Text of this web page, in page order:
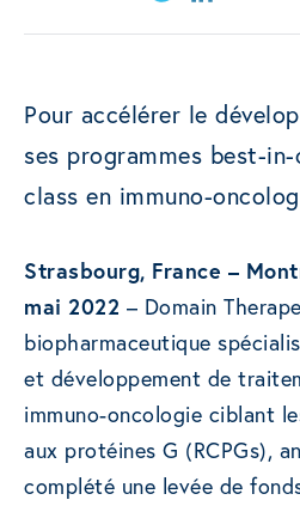
Pour accélérer le
ses programmes best-
class en immuno-
Strasbourg, France –
mai 2022 – Domain
biopharmaceutique
et développement de
immuno-oncologie ciblant
aux protéines G (RCPGs),
complété une levée de